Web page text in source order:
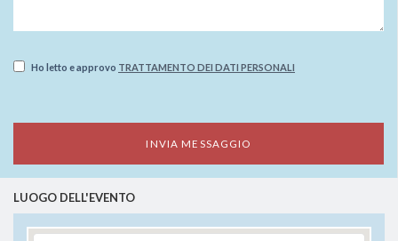
Ho letto e approvo TRATTAMENTO DEI DATI PERSONALI
LUOGO DELL'EVENTO